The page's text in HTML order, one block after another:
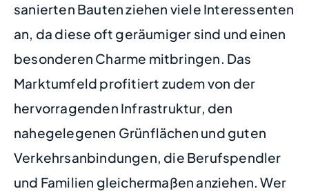
sanierten Bauten ziehen viele Interessenten
an, da diese oft geräumiger sind und einen
besonderen Charme mitbringen. Das
Marktumfeld profitiert zudem von der
hervorragenden Infrastruktur, den
nahegelegenen Grünflächen und guten
Verkehrsanbindungen, die Berufspendler
und Familien gleichermaßen anziehen. Wer